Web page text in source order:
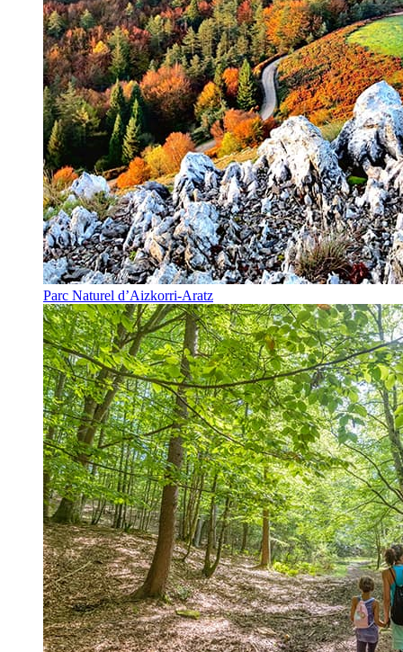
Parc Naturel d’Aizkorri-Aratz